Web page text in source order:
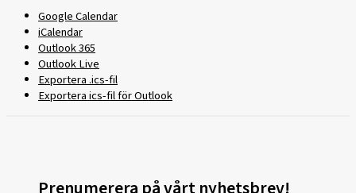
Google Calendar
iCalendar
Outlook 365
Outlook Live
Exportera .ics-fil
Exportera ics-fil för Outlook